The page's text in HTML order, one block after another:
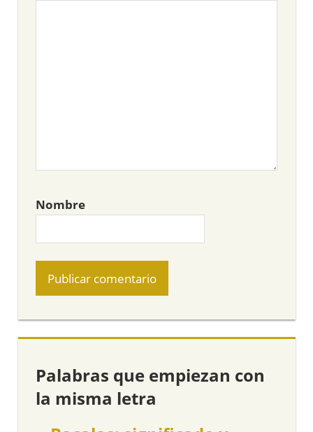
Nombre
Palabras que empiezan con
la misma letra